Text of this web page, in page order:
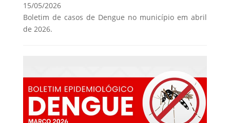
15/05/2026
Boletim de casos de Dengue no município em abril
de 2026.